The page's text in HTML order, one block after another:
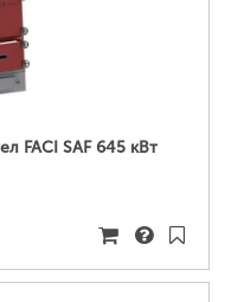
FACI SAF 645 кВт